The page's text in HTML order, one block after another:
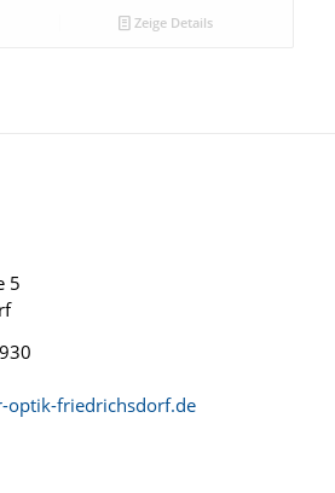
Zeige Details
5
optik-friedrichsdorf.de